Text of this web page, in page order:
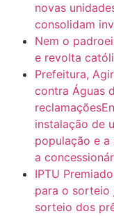
novas
consolidam
Nem o
e revolta
Prefeitura,
contra Águas
instalação de
população e
a
IPTU
para o sorteio
sorteio dos